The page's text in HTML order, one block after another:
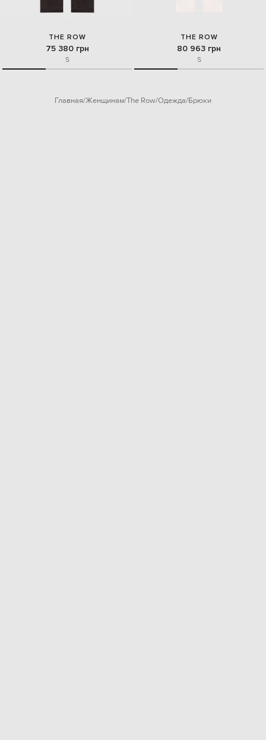
THE ROW
75 380 грн
S
THE ROW
80 963 грн
S
Главная Женщинам The Row Одежда Брюки